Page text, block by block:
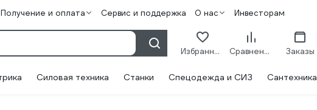
Получение и оплата Сервис и поддержка О нас Инвесторам
Избранное Сравнение Заказы
Силовая техника Станки Спецодежда и СИЗ Сантехника